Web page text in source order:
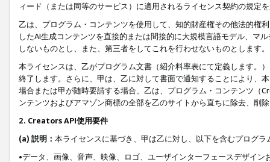
ィード（または同等のサービス）に適用されるライセンス契約の規定
乙は、プログラム・コンテンツを使用して、知的財産権その他法的権
したAI生成コンテンツを直接的または間接的に大規模言語モデル、マ
しないものとし、また、第三者をしてこれを行わせないものとします。
本ライセンスは、乙がプログラム文書（紹介料率表にて定義します。
終了します。さらに、甲は、乙に対して書面で通知することにより、
場合または甲が随時要請する場合、乙は、プログラム・コンテンツ（
ンテンツおよびアマゾン商標の全部を乙のサイトから直ちに除去、削
2. Creators API使用要件
(a) 説明： 本ライセンスに基づき、甲は乙に対し、以下を含むプログ
•データ、画像、音声、映像、ロゴ、ユーザインターフェースデザイ